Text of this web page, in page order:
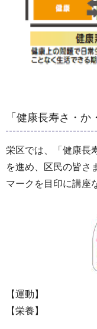
「健康長寿さ・
栄区では、「健康長
を進め、区民の皆さ
マークを目印に講座
【
【栄養】